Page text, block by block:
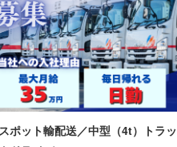
スポット輸配送／中型（4t）トラッ